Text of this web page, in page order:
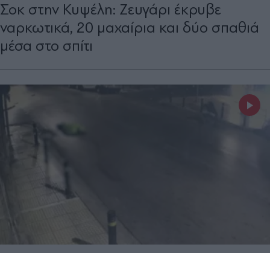
Σοκ στην Κυψέλη: Ζευγάρι έκρυβε
ναρκωτικά, 20 μαχαίρια και δύο σπαθιά
μέσα στο σπίτι